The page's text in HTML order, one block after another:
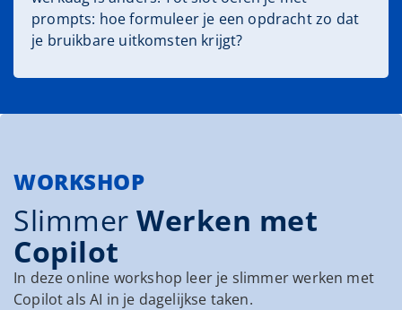
prompts: hoe formuleer je een opdracht zo dat
je bruikbare uitkomsten krijgt?
WORKSHOP
Slimmer Werken met
Copilot
In deze online workshop leer je slimmer werken met
Copilot als AI in je dagelijkse taken.